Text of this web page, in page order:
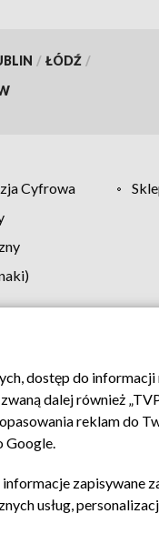
/ ŁÓDŹ /
Cyfrowa
Kontakt
dostęp do
dalej również
reklam do
Google.
informacje zapisywane
usług,